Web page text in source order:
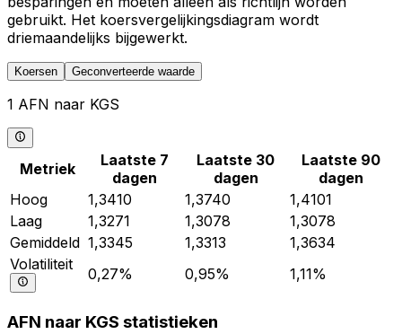
gebruikt. Het koersvergelijkingsdiagram wordt
driemaandelijks bijgewerkt.
Koersen Geconverteerde waarde
1 AFN naar KGS
Metriek
Laatste 7
dagen
Laatste 30
dagen
Laatste 90
dagen
Hoog
1,3410 1,3740
1,4101
Laag
1,3271 1,3078
1,3078
Gemiddeld 1,3345 1,3313
1,3634
Volatiliteit
0,27% 0,95% 1,11%
AFN naar KGS statistieken